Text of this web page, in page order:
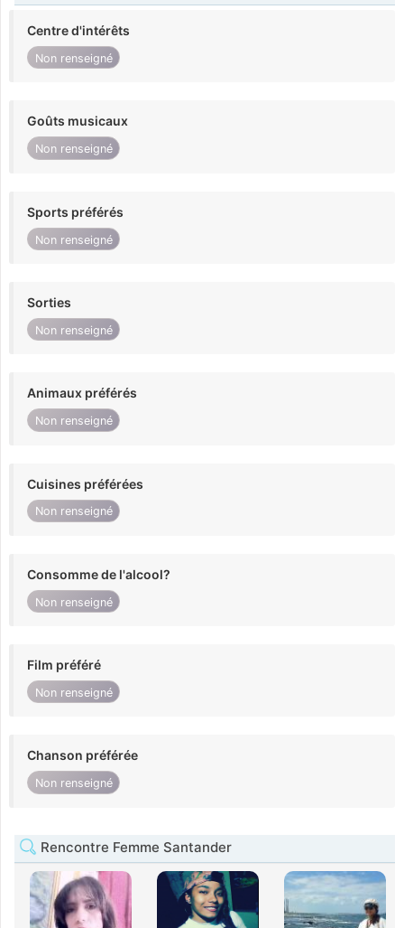
Centre d'intérêts
Non renseigné
Goûts musicaux
Non renseigné
Sports préférés
Non renseigné
Sorties
Non renseigné
Animaux préférés
Non renseigné
Cuisines préférées
Non renseigné
Consomme de l'alcool?
Non renseigné
Film préféré
Non renseigné
Chanson préférée
Non renseigné
Rencontre Femme Santander